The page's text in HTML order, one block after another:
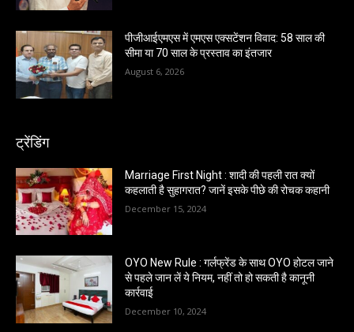
पीजीआईएमएस में एमएस एक्सटेंशन विवाद: 58 साल की
सीमा या 70 साल के प्रस्ताव का इंतजार
August 6, 2026
ट्रेंडिंग
Marriage First Night : शादी की पहली रात क्यों
कहलाती है सुहागरात? जानें इसके पीछे की रोचक कहानी
December 15, 2024
OYO New Rule : गर्लफ्रेंड के साथ OYO होटल जाने
से पहले जान लें ये नियम, नहीं तो हो सकती है कानूनी
कार्रवाई
December 10, 2024